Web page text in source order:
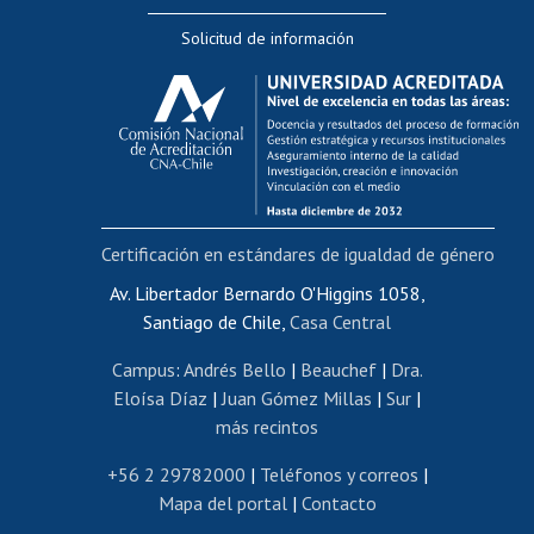
Evaluación docente
Calificación académica
Postulación al AUCAI
Funcionarias/os
Cursos internos de capacitación
Bienestar del personal
Portal de movilidad interna
Certificado de renta
Certificado de renta honorarios
Editar páginas blancas
Extranjeras/os
Revalidación y reconocimiento de títulos
Postulación al Programa de Movilidad Estudiantil
Solicitud de información
Av. Libertador Bernardo O'Higgins 1058,
Santiago de Chile, Casa Central
Campus: Andrés Bello | Beauchef| Dra.
Eloísa Díaz |Juan Gómez Millas | Sur |
más recintos
+56 2 29782000 | Teléfonos y correos |
Mapa del portal| Contacto
Certificación en estándares de igualdad de género